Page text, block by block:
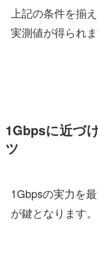
上記の条件を揃
実測値が得られま
1Gbpsに近づ
ツ
1Gbpsの実力を
が鍵となります。